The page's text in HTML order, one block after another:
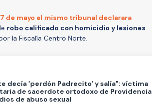
de mayo el mismo tribunal declarara
robo calificado con homicidio y lesiones
la Fiscalía Centro Norte.
decía 'perdón Padrecito' y salía": víctima
de sacerdote ortodoxo de Providencia
de abuso sexual